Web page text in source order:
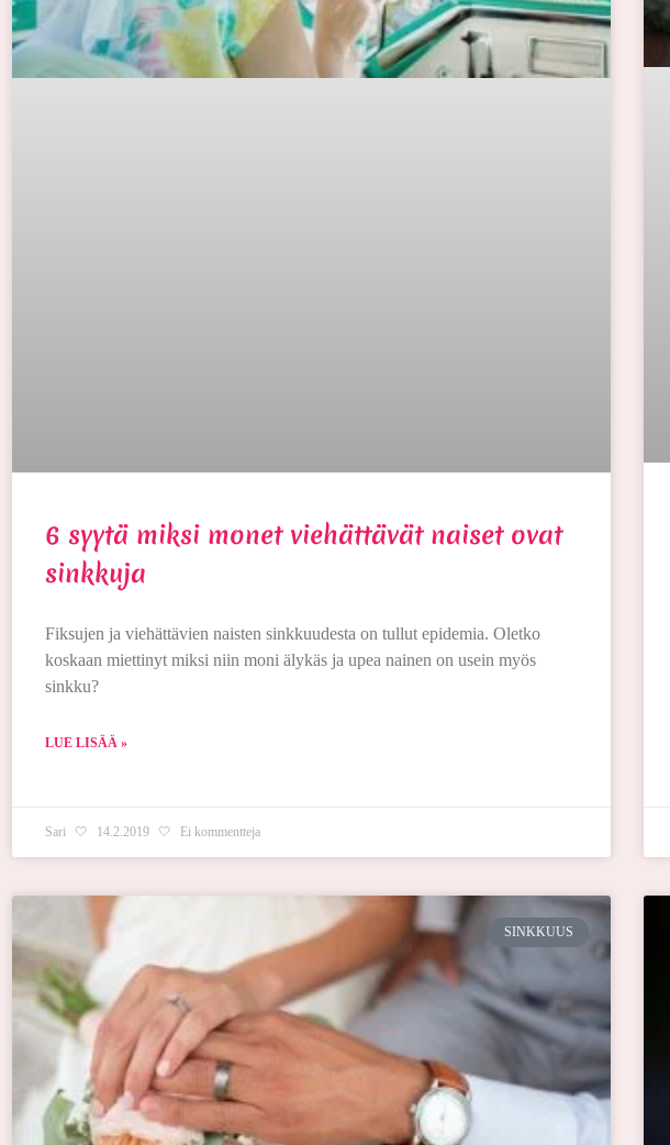
6 syytä miksi monet viehättävät naiset ovat
sinkkuja
Fiksujen ja viehättävien naisten sinkkuudesta on tullut epidemia. Oletko
koskaan miettinyt miksi niin moni älykäs ja upea nainen on usein myös
sinkku?
LUE LISÄÄ »
Sari 14.2.2019 Ei kommentteja
SINKKUUS